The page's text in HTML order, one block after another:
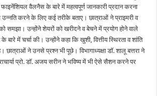
वैलनैस के बारे में महत्वपूर्ण जानकारी प्रदान करना
उन्नति करने के लिए कई तरीके बताए। छात्राओं ने प्राइमरी व
समझा। उन्होंने शेयरों को खरीदने व बेचने में प्रयोग होने वाले
में चर्चा की। उन्होंने कहा कि खुशी, वित्तीय स्थिरता व शांति
ने उनसे प्रश्न भी पूछे। विभागाध्यक्षा डॉ. शालू बत्तरा ने
प्रो. डॉ. अजय सरीन ने भविष्य में भी ऐसे सैशन करने पर